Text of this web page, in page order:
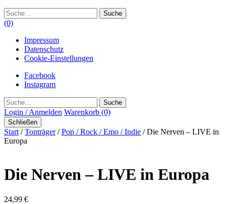
Suche
(0)
Impressum
Datenschutz
Cookie-Einstellungen
Facebook
Instagram
Suche
Login / Anmelden Warenkorb (0)
Schließen
Start /Tonträger/Pop / Rock / Emo / Indie / Die Nerven – LIVE in
Europa
Die Nerven – LIVE in Europa
24,99 €